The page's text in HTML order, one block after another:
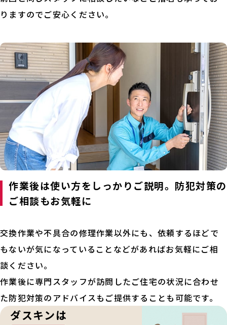
りますのでご安心ください。
作業後は使い方をしっかりご説明。防犯対策の
ご相談もお気軽に
交換作業や不具合の修理作業以外にも、依頼するほどで
もないが気になっていることなどがあればお気軽にご相
談ください。
作業後に専門スタッフが訪問したご住宅の状況に合わせ
た防犯対策のアドバイスもご提供することも可能です。
ダスキンは